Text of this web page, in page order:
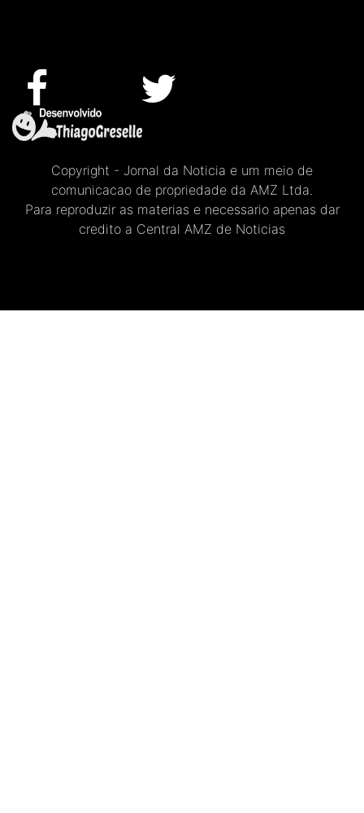
Copyright - Jornal da Noticia e um meio de
comunicacao de propriedade da AMZ Ltda.
Para reproduzir as materias e necessario apenas dar
credito a Central AMZ de Noticias